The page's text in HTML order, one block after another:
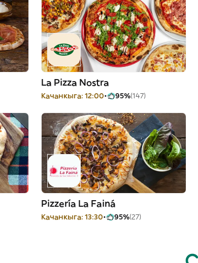
La Pizza Nostra
Качанкыга: 12:00 95%(147)
Pizzería La Fainá
Качанкыга: 13:30 95%(27)